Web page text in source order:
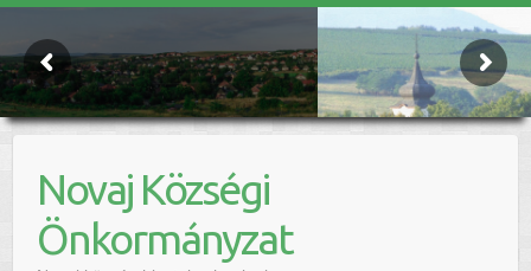
Novaj Községi
Önkormányzat